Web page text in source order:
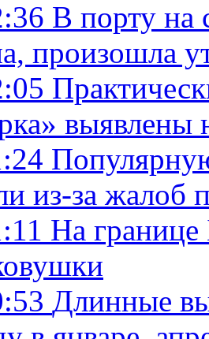
В порту на
произошла
из-за жалоб
На границе
Длинные